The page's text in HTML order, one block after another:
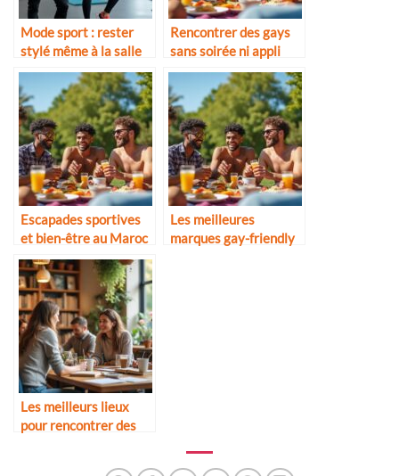
Mode sport : rester
stylé même à la salle
Rencontrer des gays
sans soirée ni appli
Escapades sportives
et bien-être au Maroc
Les meilleures
marques gay-friendly
Les meilleurs lieux
pour rencontrer des